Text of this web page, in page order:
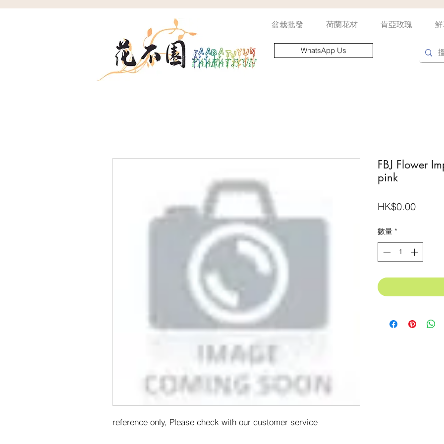
盆栽批發 荷蘭花材 肯亞玫瑰
WhatsApp Us
reference only, Please check with our customer service
FBJ Flower
pink
HK$0.00價
數量 *